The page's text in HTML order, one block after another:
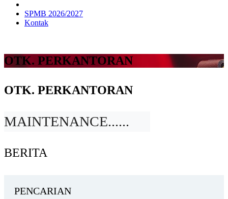
SPMB 2026/2027
Kontak
OTK. PERKANTORAN
OTK. PERKANTORAN
MAINTENANCE......
BERITA
PENCARIAN